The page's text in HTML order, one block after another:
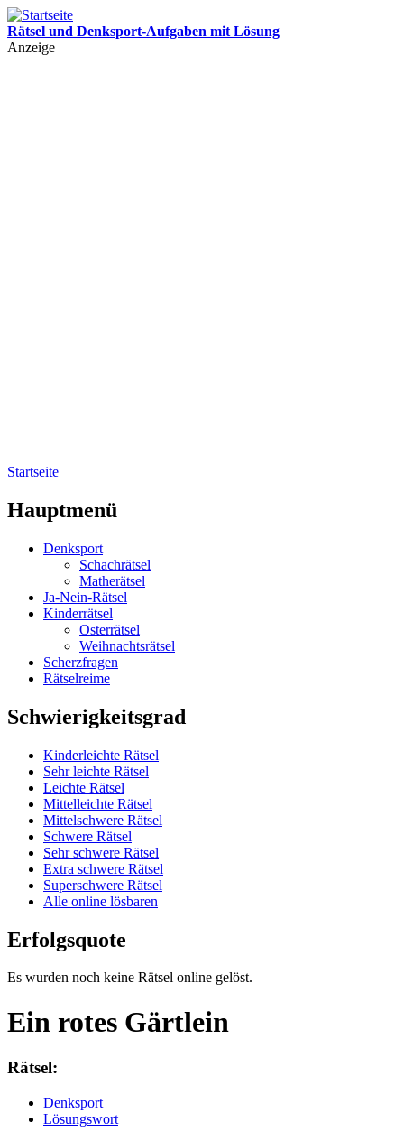
Rätsel und Denksport-Aufgaben mit Lösung
Leichte und schwere Rätsel für Kinder und Erwachsene mit Lösung
Anzeige
Startseite
Hauptmenü
Denksport
Schachrätsel
Matherätsel
Ja-Nein-Rätsel
Kinderrätsel
Osterrätsel
Weihnachtsrätsel
Scherzfragen
Rätselreime
Schwierigkeitsgrad
Kinderleichte Rätsel
Sehr leichte Rätsel
Leichte Rätsel
Mittelleichte Rätsel
Mittelschwere Rätsel
Schwere Rätsel
Sehr schwere Rätsel
Extra schwere Rätsel
Superschwere Rätsel
Alle online lösbaren
Erfolgsquote
Es wurden noch keine Rätsel online gelöst.
Ein rotes Gärtlein
Rätsel:
Denksport
Lösungswort